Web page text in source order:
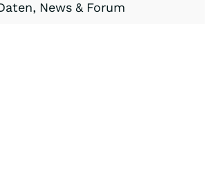
News & Forum